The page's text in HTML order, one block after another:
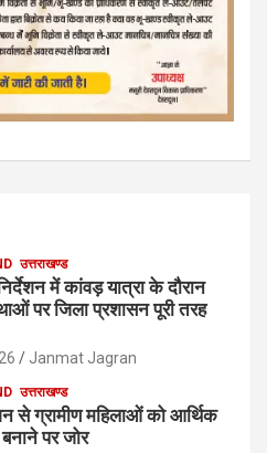
उत्तराखण्ड
में कांवड़ यात्रा के दौरान
पर जिला प्रशासन पूरी तरह
Janmat Jagran
उत्तराखण्ड
से ग्रामीण महिलाओं को आर्थिक
पर जोर